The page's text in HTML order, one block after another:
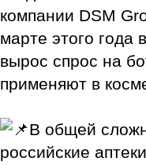
компании DSM
марте этого года
вырос спрос на
применяют в
В общей
российские